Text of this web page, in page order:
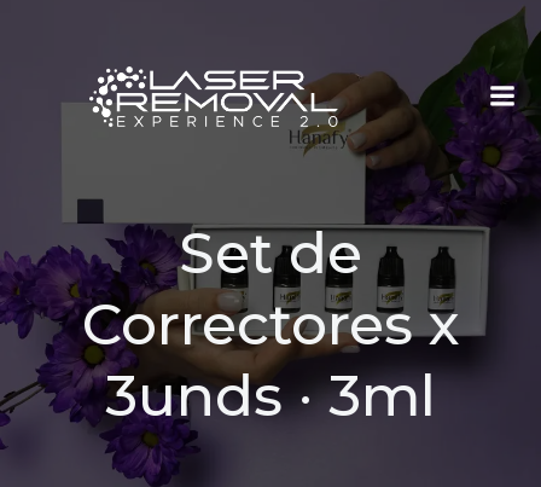
Set de
Correctores x
3unds · 3ml